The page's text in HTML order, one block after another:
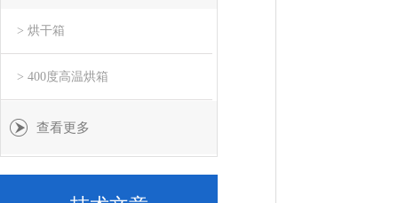
> 烘干箱
> 400度高温烘箱
查看更多